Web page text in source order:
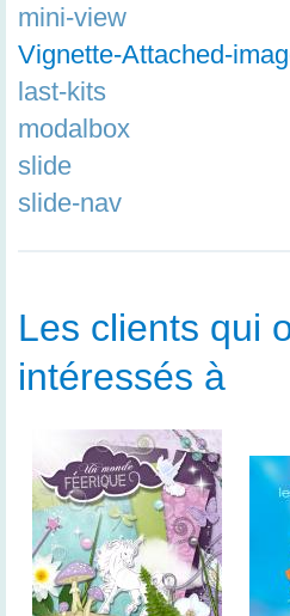
mini-view
Vignette-Attached-
last-kits
modalbox
slide
slide-nav
Les clients qui
intéressés à